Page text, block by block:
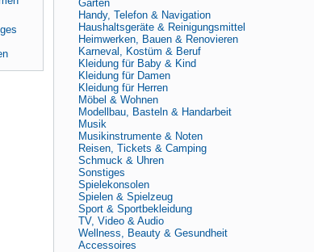
Garten
Handy, Telefon & Navigation
Haushaltsgeräte & Reinigungsmittel
Heimwerken, Bauen & Renovieren
Karneval, Kostüm & Beruf
Kleidung für Baby & Kind
Kleidung für Damen
Kleidung für Herren
Möbel & Wohnen
Modellbau, Basteln & Handarbeit
Musik
Musikinstrumente & Noten
Reisen, Tickets & Camping
Schmuck & Uhren
Sonstiges
Spielekonsolen
Spielen & Spielzeug
Sport & Sportbekleidung
TV, Video & Audio
Wellness, Beauty & Gesundheit
Accessoires